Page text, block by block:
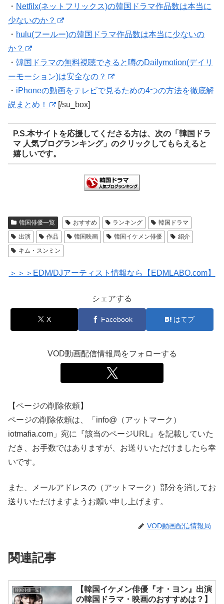
・ Netfilx(ネットフリックス)の韓国ドラマ作品数は本当に
少ないのか？
・ hulu(フールー)の韓国ドラマ作品数は本当に少ないの
か？
・ 韓国ドラマの無料視聴できると噂のDailymotion(デイリ
ーモーション)は安全なの？
・ iPhoneの動画をテレビで見るための4つの方法を徹底解
説まとめ！
[/su_box]
P.S.本サイトを応援してくださる方は、次の「韓国ドラ
マ 人気ブログランキング」のクリックしてもらえると
嬉しいです。
韓国俳優一覧 おすすめ ランキング
韓国ドラマ
出演
作品 韓国映画 韓国イケメン俳優
紹介
キム・スンミン
＞＞＞EDM/DJアーティスト情報なら【EDMLABO.com】
シェアする
X Facebook はてブ
VOD動画配信情報局をフォローする
【ページの削除依頼】
ページの削除依頼は、「info@（アットマーク）
iotmafia.com」宛に『該当のページURL』を記載していた
だき、お手数ではありますが、お送りいただけましたら幸
いです。
また、メールアドレスの（アットマーク）部分を消してお
送りいただけますようお願い申し上げます。
VOD動画配信情報局
関連記事
韓国俳優一覧
【韓国イケメン俳優『オ・ヨン』出演
の韓国ドラマ・映画のおすすめは？】